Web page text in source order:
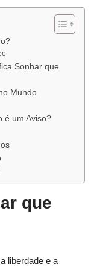
Sonhar que
Mundo
é um Aviso?
que
liberdade e a